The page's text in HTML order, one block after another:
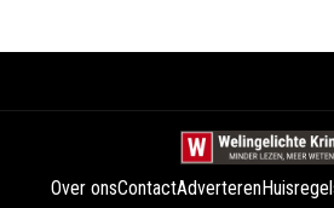
Over onsContactAdverteren